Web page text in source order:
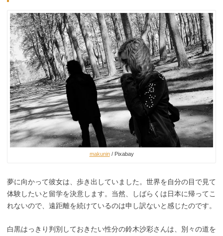
makunin/ Pixabay
夢に向かって彼女は、歩き出していました。世界を自分の目で見て
体験したいと留学を決意します。当然、しばらくは日本に帰ってこ
れないので、遠距離を続けているのは申し訳ないと感じたのです。
白黒はっきり判別しておきたい性分の鈴木沙彩さんは、別々の道を